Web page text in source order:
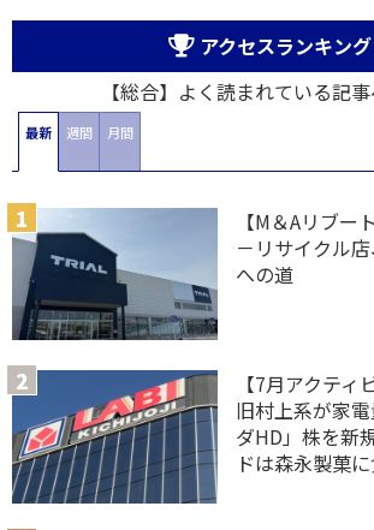
アクセスランキング
【総合】よく読まれている記
最新 週間 月間
【M＆Aリブー
－リサイクル
への道
【7月アクティ
旧村上系が家
ダHD」株を新
ドは森永製菓